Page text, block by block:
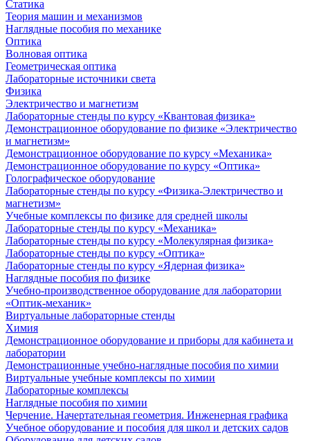
Статика
Теория машин и механизмов
Наглядные пособия по механике
Оптика
Волновая оптика
Геометрическая оптика
Лабораторные источники света
Физика
Электричество и магнетизм
Лабораторные стенды по курсу «Квантовая физика»
Демонстрационное оборудование по физике «Электричество
и магнетизм»
Демонстрационное оборудование по курсу «Механика»
Демонстрационное оборудование по курсу «Оптика»
Голографическое оборудование
Лабораторные стенды по курсу «Физика-Электричество и
магнетизм»
Учебные комплексы по физике для средней школы
Лабораторные стенды по курсу «Механика»
Лабораторные стенды по курсу «Молекулярная физика»
Лабораторные стенды по курсу «Оптика»
Лабораторные стенды по курсу «Ядерная физика»
Наглядные пособия по физике
Учебно-производственное оборудование для лаборатории
«Оптик-механик»
Виртуальные лабораторные стенды
Химия
Демонстрационное оборудование и приборы для кабинета и
лаборатории
Демонстрационные учебно-наглядные пособия по химии
Виртуальные учебные комплексы по химии
Лабораторные комплексы
Наглядные пособия по химии
Черчение. Начертательная геометрия. Инженерная графика
Учебное оборудование и пособия для школ и детских садов